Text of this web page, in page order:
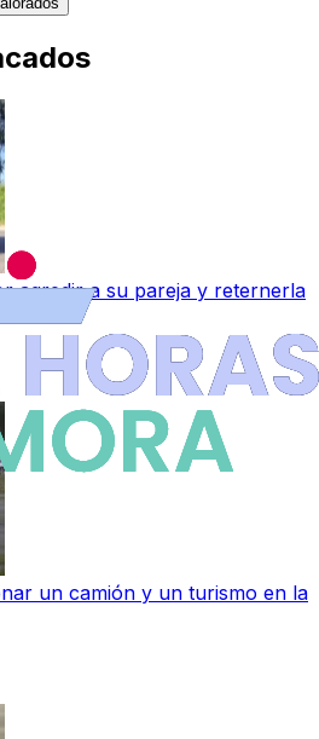
agredir a su pareja y reternerla
un camión y un turismo en la